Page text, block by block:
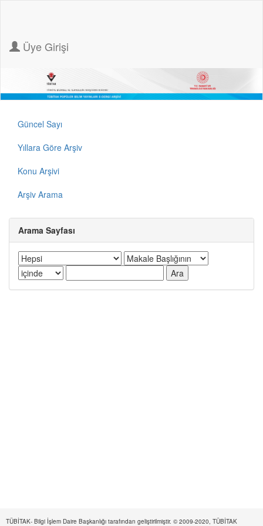
Üye Girişi
Güncel Sayı
Yıllara Göre Arşiv
Konu Arşivi
Arşiv Arama
Arama Sayfası
TÜBİTAK- Bilgi İşlem Daire Başkanlığı tarafından geliştirilmiştir. © 2009-2020, TÜBİTAK